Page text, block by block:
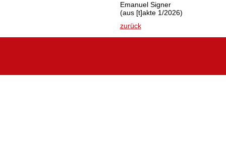
Emanuel Signer
(aus [t]akte 1/2026)
zurück